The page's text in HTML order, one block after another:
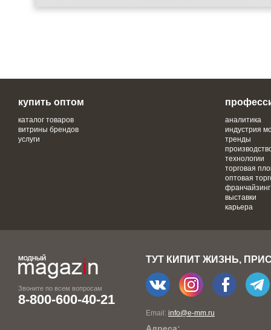
купить оптом
каталог товаров
витрины брендов
услуги
аналитика
индустрия
тренды
технологии
торговая
оптовая
франчайзинг
выставки
карьера
Звоните по всем вопросам
8-800-600-40-21
ТУТ КИПИТ ЖИЗНЬ,
Email: info@e-mm.ru